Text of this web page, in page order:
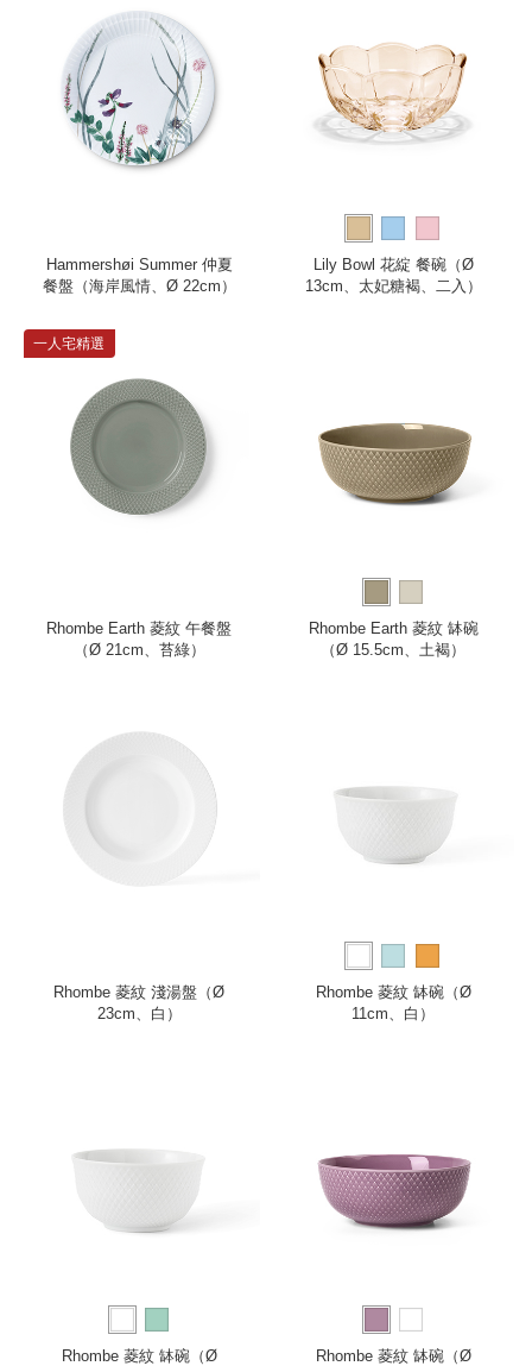
Hammershøi Summer 仲夏
餐盤（海岸風情、Ø 22cm）
Lily Bowl 花綻 餐碗（Ø
13cm、太妃糖褐、二入）
一人宅精選
Rhombe Earth 菱紋 午餐盤
（Ø 21cm、苔綠）
Rhombe Earth 菱紋 缽碗
（Ø 15.5cm、土褐）
Rhombe 菱紋 淺湯盤（Ø
23cm、白）
Rhombe 菱紋 缽碗（Ø
11cm、白）
Rhombe 菱紋 缽碗（Ø
Rhombe 菱紋 缽碗（Ø